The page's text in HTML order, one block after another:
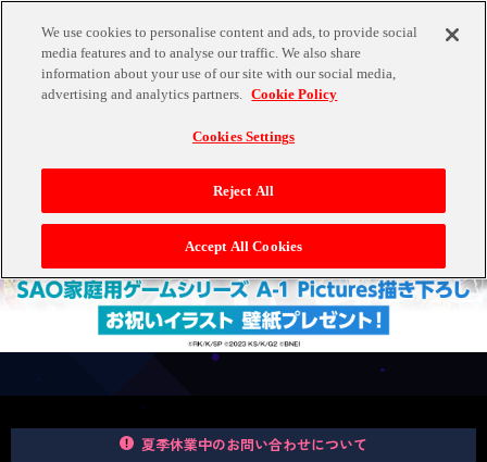
ログイン
新規会員登録
夏季休業中のお問い合わせについて
We use cookies to personalise content and ads, to provide social
media features and to analyse our traffic. We also share
information about your use of our site with our social media,
advertising and analytics partners. Cookie Policy
Cookies Settings
Reject All
Accept All Cookies